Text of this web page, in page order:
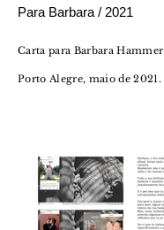
Para Barbara / 2021
Carta para Barbara Hammer
Porto Alegre, maio de 2021.